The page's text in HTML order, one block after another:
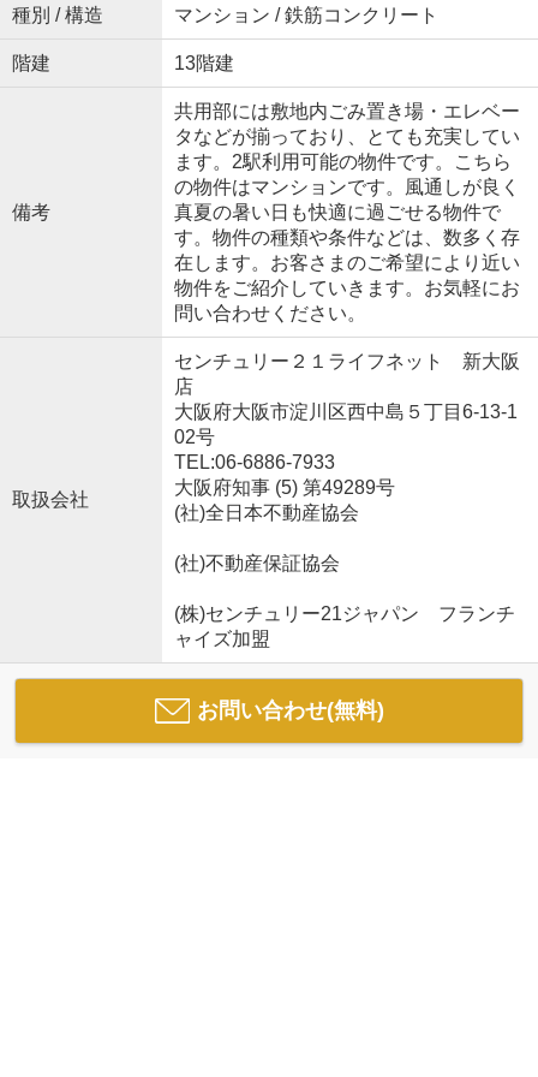
種別 / 構造 マンション / 鉄筋コンクリート
階建 13階建
備考
共用部には敷地内ごみ置き場・エレベー
タなどが揃っており、とても充実してい
ます。2駅利用可能の物件です。こちら
の物件はマンションです。風通しが良く
真夏の暑い日も快適に過ごせる物件で
す。物件の種類や条件などは、数多く存
在します。お客さまのご希望により近い
物件をご紹介していきます。お気軽にお
問い合わせください。
取扱会社
センチュリー２１ライフネット 新大阪
店
大阪府大阪市淀川区西中島５丁目6-13-1
02号
TEL:06-6886-7933
大阪府知事 (5) 第49289号
(社)全日本不動産協会
(社)不動産保証協会
(株)センチュリー21ジャパン フランチ
ャイズ加盟
お問い合わせ(無料)